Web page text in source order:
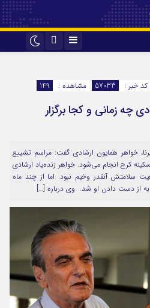
کد خبر : 57033 مشاهده : 149
چه زمانی و کجا برگزار
خواهر همایون ارشادی گفت: مراسم تشییع
کرج انجام می‌شود. خواهر زنده‌یاد ارشادی
سلامتش آنقدر وخیم نبود. اما از چند ماه
از دست دادن او شد. وی درباره […]